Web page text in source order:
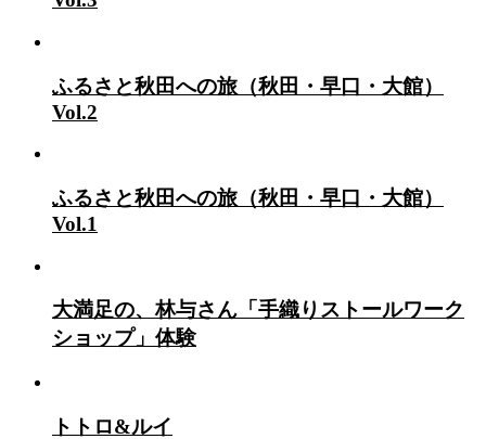
ふるさと秋田への旅（秋田・早口・大館）
Vol.2
ふるさと秋田への旅（秋田・早口・大館）
Vol.1
大満足の、林与さん「手織りストールワーク
ショップ」体験
トトロ&ルイ